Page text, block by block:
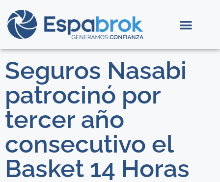
Seguros Nasabi
patrocinó por
tercer año
consecutivo el
Basket 14 Horas